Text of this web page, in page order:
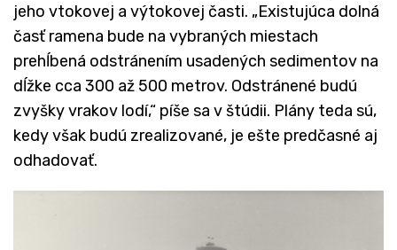
jeho vtokovej a výtokovej časti. „Existujúca dolná
časť ramena bude na vybraných miestach
prehĺbená odstránením usadených sedimentov na
dĺžke cca 300 až 500 metrov. Odstránené budú
zvyšky vrakov lodí,“ píše sa v štúdii. Plány teda sú,
kedy však budú zrealizované, je ešte predčasné aj
odhadovať.